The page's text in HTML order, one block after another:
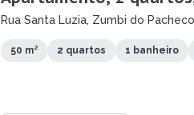
Rua Santa Luzia, Zumbi do
50 m² 2 quartos 1 banheiro